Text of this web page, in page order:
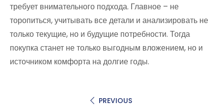
требует внимательного подхода. Главное – не
торопиться, учитывать все детали и анализировать не
только текущие, но и будущие потребности. Тогда
покупка станет не только выгодным вложением, но и
источником комфорта на долгие годы.
PREVIOUS